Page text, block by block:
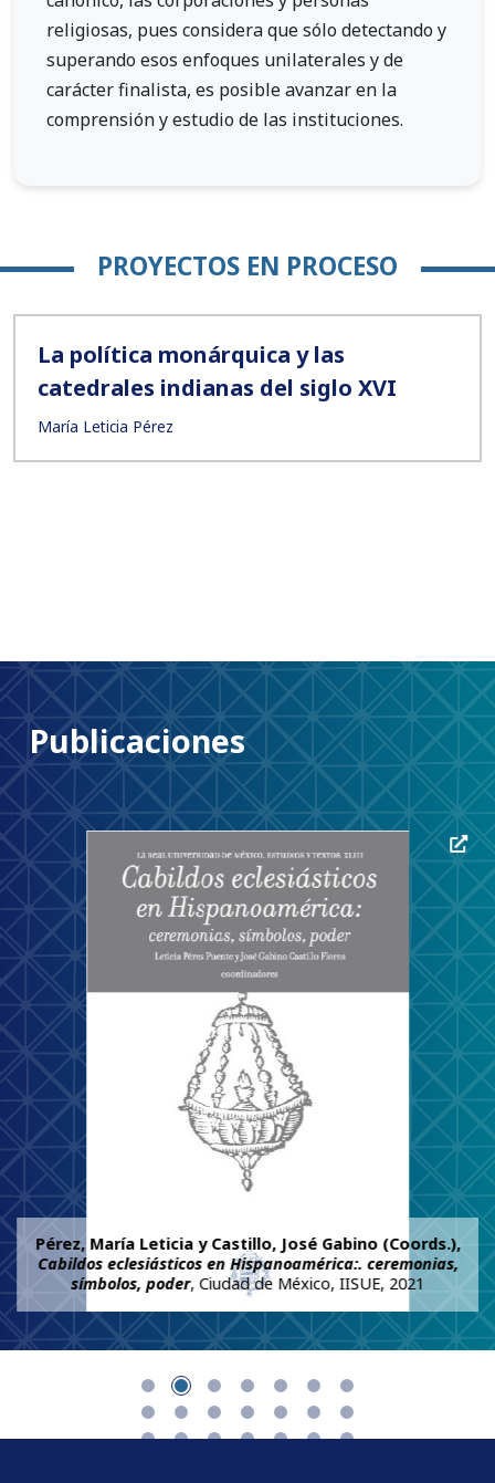
religiosas, pues considera que sólo detectando y
superando esos enfoques unilaterales y de
carácter finalista, es posible avanzar en la
comprensión y estudio de las instituciones.
PROYECTOS EN PROCESO
La política monárquica y las
catedrales indianas del siglo XVI
María Leticia Pérez
Publicaciones
Pérez, María Leticia y Castillo, José Gabino (Coords.),
Cabildos eclesiásticos en Hispanoamérica:. ceremonias,
símbolos, poder, Ciudad de México, IISUE, 2021